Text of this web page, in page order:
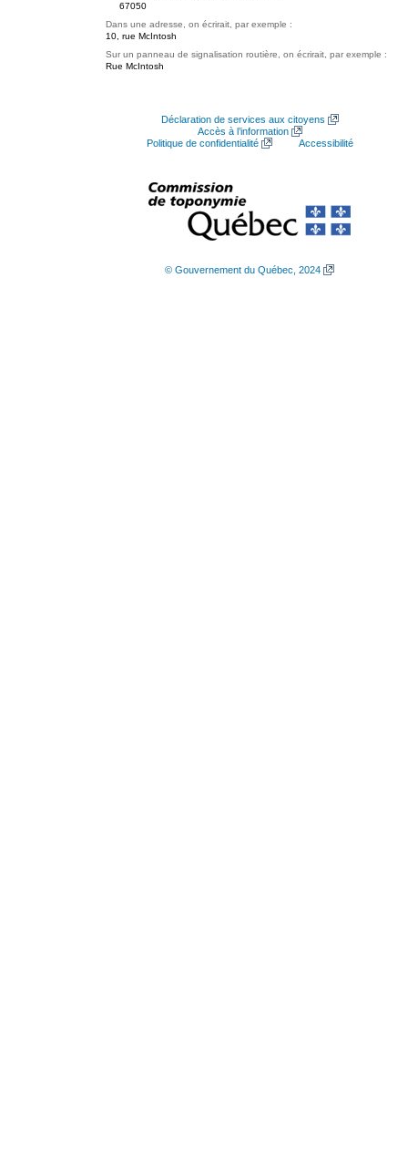
67050
Dans une adresse, on écrirait, par exemple :
10, rue McIntosh
Sur un panneau de signalisation routière, on écrirait, par exemple :
Rue McIntosh
Déclaration de services aux citoyens
Accès à l’information
Politique de confidentialité
Accessibilité
© Gouvernement du Québec, 2024